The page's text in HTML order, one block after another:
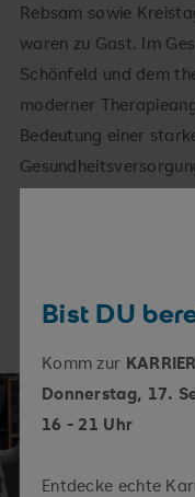
Bist DU
Komm zur
Donnerstag, 17.
16 - 21 Uhr
Entdecke echte
Rebsam sowie
waren zu Gast. Im
Schönfeld und dem
moderner
Bedeutung einer